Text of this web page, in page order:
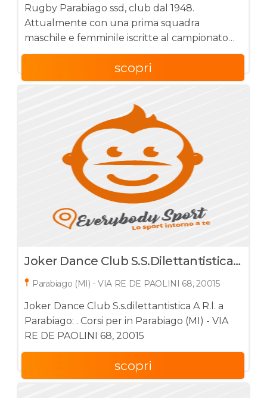
Rugby Parabiago ssd, club dal 1948.
Attualmente con una prima squadra
maschile e femminile iscritte al campionato
nazionale di Serie A. Conta circa 1000 tesserati
a partire dai 2 anni in su.
scopri
Joker Dance Club S.s.dilettantistica
A R.l.
Parabiago (MI) - VIA RE DE PAOLINI 68, 20015
Joker Dance Club S.s.dilettantistica A R.l. a
Parabiago: . Corsi per in Parabiago (MI) - VIA
RE DE PAOLINI 68, 20015
scopri